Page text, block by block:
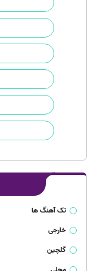
تک آهنگ ها
خارجی
گلچین